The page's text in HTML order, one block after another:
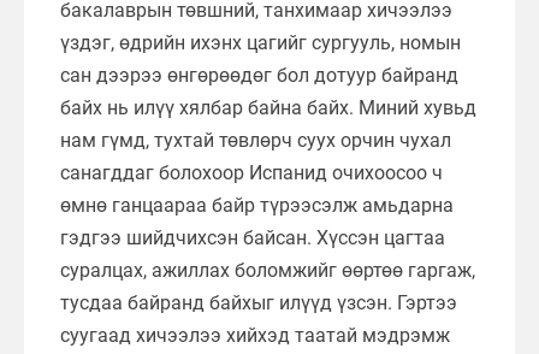
бакалаврын төвшний, танхимаар хичээлээ
үздэг, өдрийн ихэнх цагийг сургууль, номын
сан дээрээ өнгөрөөдөг бол дотуур байранд
байх нь илүү хялбар байна байх. Миний хувьд
нам гүмд, тухтай төвлөрч суух орчин чухал
санагддаг болохоор Испанид очихоосоо ч
өмнө ганцаараа байр түрээсэлж амьдарна
гэдгээ шийдчихсэн байсан. Хүссэн цагтаа
суралцах, ажиллах боломжийг өөртөө гаргаж,
тусдаа байранд байхыг илүүд үзсэн. Гэртээ
суугаад хичээлээ хийхэд таатай мэдрэмж